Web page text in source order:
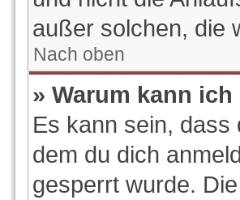
außer solchen, die
Nach oben
» Warum kann
Es kann sein,
dem du dich
gesperrt wurde.